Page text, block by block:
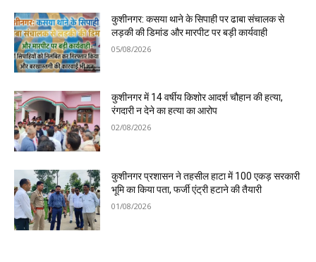
कुशीनगर: कसया थाने के सिपाही पर ढाबा संचालक से
लड़की की डिमांड और मारपीट पर बड़ी कार्यवाही
05/08/2026
कुशीनगर में 14 वर्षीय किशोर आदर्श चौहान की हत्या,
रंगदारी न देने का हत्या का आरोप
02/08/2026
कुशीनगर प्रशासन ने तहसील हाटा में 100 एकड़ सरकारी
भूमि का किया पता, फर्जी एंट्री हटाने की तैयारी
01/08/2026